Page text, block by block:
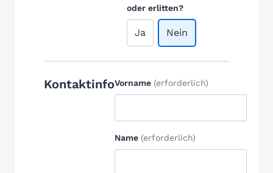
oder erlitten?
Ja Nein
KontaktinfoVorname (erforderlich)
Name (erforderlich)